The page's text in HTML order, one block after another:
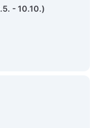
- 10.10.)